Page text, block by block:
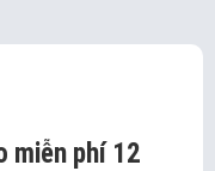
miễn phí 12